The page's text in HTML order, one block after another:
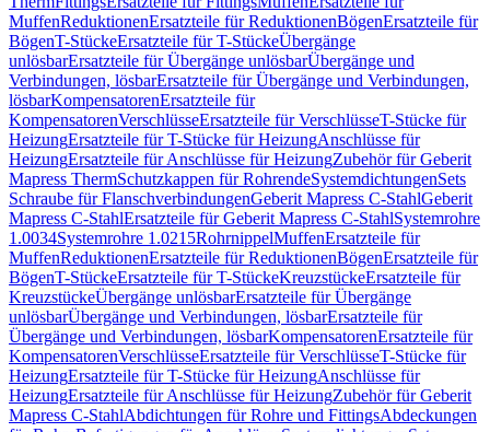
MuffenReduktionenErsatzteile für ReduktionenBögenErsatzteile für
BögenT-StückeErsatzteile für T-StückeÜbergänge
unlösbarErsatzteile für Übergänge unlösbarÜbergänge und
Verbindungen, lösbarErsatzteile für Übergänge und Verbindungen,
lösbarKompensatorenErsatzteile für
KompensatorenVerschlüsseErsatzteile für VerschlüsseT-Stücke für
HeizungErsatzteile für T-Stücke für HeizungAnschlüsse für
HeizungErsatzteile für Anschlüsse für HeizungZubehör für Geberit
Mapress ThermSchutzkappen für RohrendeSystemdichtungenSets
Schraube für FlanschverbindungenGeberit Mapress C-StahlGeberit
Mapress C-StahlErsatzteile für Geberit Mapress C-StahlSystemrohre
1.0034Systemrohre 1.0215RohrnippelMuffenErsatzteile für
MuffenReduktionenErsatzteile für ReduktionenBögenErsatzteile für
BögenT-StückeErsatzteile für T-StückeKreuzstückeErsatzteile für
KreuzstückeÜbergänge unlösbarErsatzteile für Übergänge
unlösbarÜbergänge und Verbindungen, lösbarErsatzteile für
Übergänge und Verbindungen, lösbarKompensatorenErsatzteile für
KompensatorenVerschlüsseErsatzteile für VerschlüsseT-Stücke für
HeizungErsatzteile für T-Stücke für HeizungAnschlüsse für
HeizungErsatzteile für Anschlüsse für HeizungZubehör für Geberit
Mapress C-StahlAbdichtungen für Rohre und FittingsAbdeckungen